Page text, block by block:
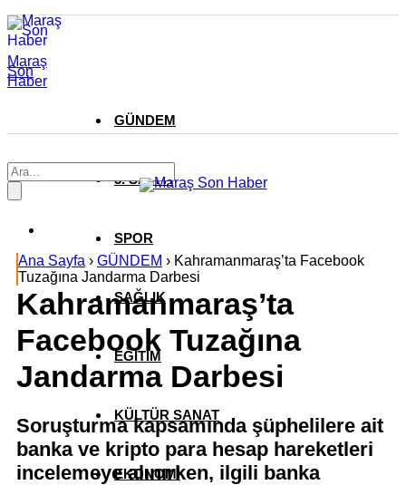
Maraş
Son
Haber
GÜNDEM
3. SAYFA
SPOR
SAĞLIK
EĞİTİM
KÜLTÜR SANAT
EKONOMİ
Ana Sayfa › GÜNDEM › Kahramanmaraş’ta Facebook
Tuzağına Jandarma Darbesi
Kahramanmaraş’ta
Facebook Tuzağına
Jandarma Darbesi
Soruşturma kapsamında şüphelilere ait
banka ve kripto para hesap hareketleri
incelemeye alınırken, ilgili banka